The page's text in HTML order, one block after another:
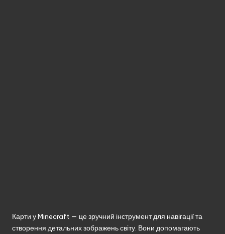
Карти у Minecraft — це зручний інструмент для навігації та
створення детальних зображень світу. Вони допомагають